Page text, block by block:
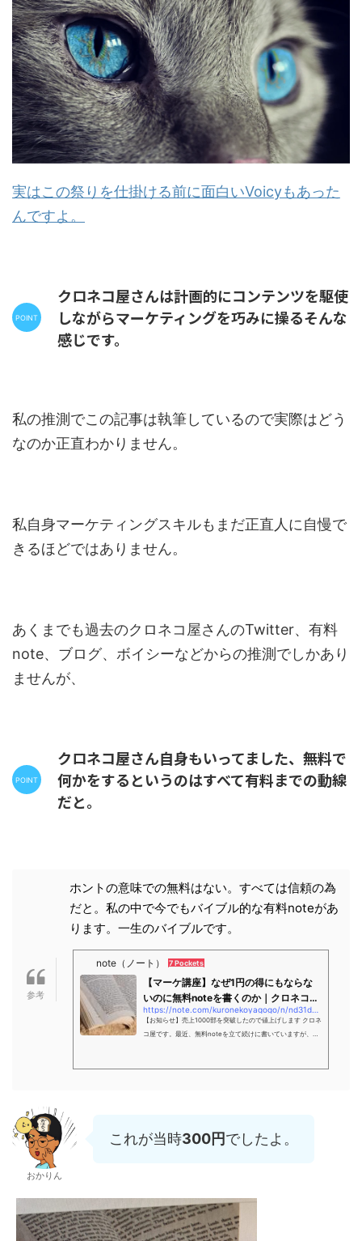
実はこの祭りを仕掛ける前に面白いVoicyもあった
んですよ。
クロネコ屋さんは計画的にコンテンツを駆使
しながらマーケティングを巧みに操るそんな
感じです。
私の推測でこの記事は執筆しているので実際はどう
なのか正直わかりません。
私自身マーケティングスキルもまだ正直人に自慢で
きるほどではありません。
あくまでも過去のクロネコ屋さんのTwitter、有料
note、ブログ、ボイシーなどからの推測でしかあり
ませんが、
クロネコ屋さん自身もいってました、無料で
何かをするというのはすべて有料までの動線
だと。
ホントの意味での無料はない。すべては信頼の為
だと。私の中で今でもバイブル的な有料noteがあ
ります。一生のバイブルです。
note（ノート） 7 Pockets
【マーケ講座】なぜ1円の得にもならな
いのに無料noteを書くのか｜クロネコ屋
@ブロ...
https://note.com/kuronekoyagogo/n/nd31d4083d2f3
【お知らせ】売上1000部を突破したので値上げします クロネ
コ屋です。最近、無料noteを立て続けに書いていますが、ぶ
おかりん
これが当時300円でしたよ。